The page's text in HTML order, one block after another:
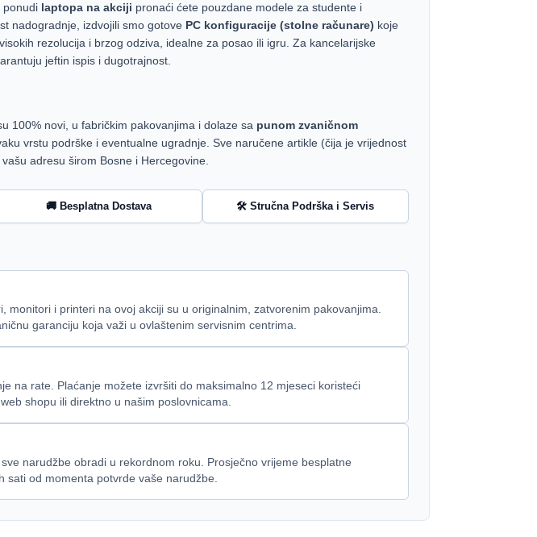
ponudi laptopa na akciji pronaći ćete pouzdane modele za studente i
nadogradnje, izdvojili smo gotove PC konfiguracije (stolne računare) koje
visokih rezolucija i brzog odziva, idealne za posao ili igru. Za kancelarijske
jeftin ispis i dugotrajnost.
100% novi, u fabričkim pakovanjima i dolaze sa punom zvaničnom
vrstu podrške i eventualne ugradnje. Sve naručene artikle (čija je vrijednost
adresu širom Bosne i Hercegovine.
🚚 Besplatna Dostava 🛠️ Stručna Podrška i Servis
i printeri na ovoj akciji su u originalnim, zatvorenim pakovanjima.
garanciju koja važi u ovlaštenim servisnim centrima.
na rate. Plaćanje možete izvršiti do maksimalno 12 mjeseci koristeći
shopu ili direktno u našim poslovnicama.
narudžbe obradi u rekordnom roku. Prosječno vrijeme besplatne
sati od momenta potvrde vaše narudžbe.